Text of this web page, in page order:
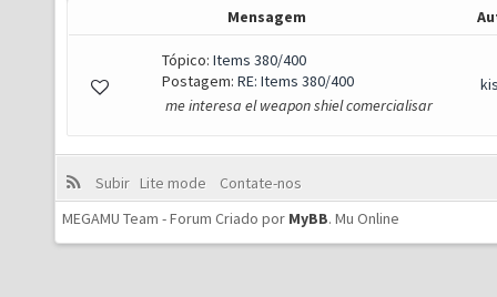
Mensagem
Tópico: Items 380/400
Postagem: RE: Items 380/400
me interesa el weapon shiel comercialisar
Subir Lite mode
Contate-nos
MEGAMU Team - Forum Criado por MyBB. Mu Online